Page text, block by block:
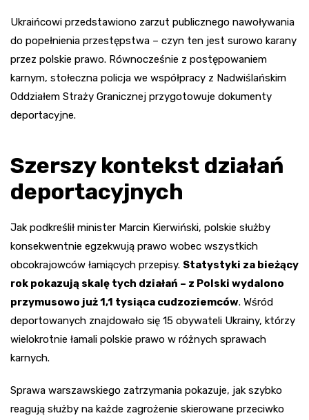
Ukraińcowi przedstawiono zarzut publicznego nawoływania
do popełnienia przestępstwa – czyn ten jest surowo karany
przez polskie prawo. Równocześnie z postępowaniem
karnym, stołeczna policja we współpracy z Nadwiślańskim
Oddziałem Straży Granicznej przygotowuje dokumenty
deportacyjne.
Szerszy kontekst działań
deportacyjnych
Jak podkreślił minister Marcin Kierwiński, polskie służby
konsekwentnie egzekwują prawo wobec wszystkich
obcokrajowców łamiących przepisy. Statystyki za bieżący
rok pokazują skalę tych działań – z Polski wydalono
przymusowo już 1,1 tysiąca cudzoziemców. Wśród
deportowanych znajdowało się 15 obywateli Ukrainy, którzy
wielokrotnie łamali polskie prawo w różnych sprawach
karnych.
Sprawa warszawskiego zatrzymania pokazuje, jak szybko
reagują służby na każde zagrożenie skierowane przeciwko